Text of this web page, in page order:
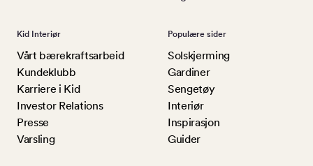
Kid Interiør
Vårt bærekraftsarbeid
Kundeklubb
Karriere i Kid
Investor Relations
Presse
Varsling
Populære sider
Solskjerming
Gardiner
Sengetøy
Interiør
Inspirasjon
Guider